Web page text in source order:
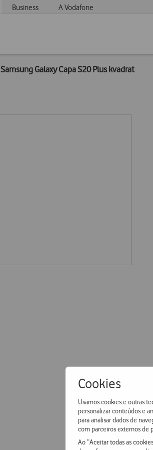
Cookies
Usamos cookies e outras
personalizar conteúdos e
para analisar dados de
com parceiros externos de
Ao “Aceitar todas as
Business A Vodafone
Samsung Galaxy Capa S20 Plus kvadrat